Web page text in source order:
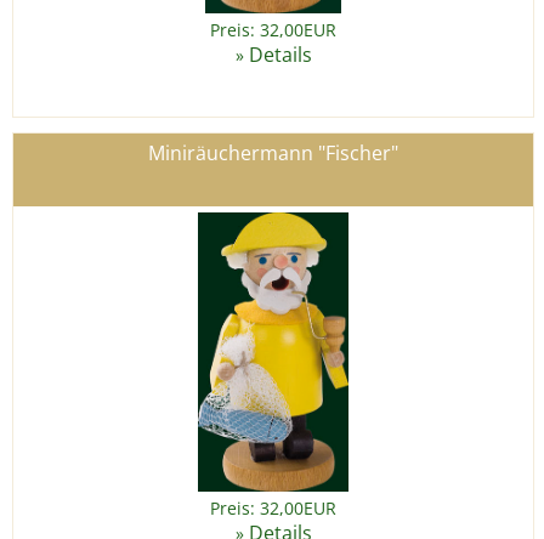
Preis: 32,00EUR
» Details
Miniräuchermann "Fischer"
Preis: 32,00EUR
» Details